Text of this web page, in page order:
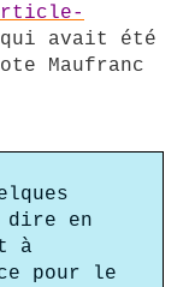
article-
avait été
Maufranc
en
à
pour le